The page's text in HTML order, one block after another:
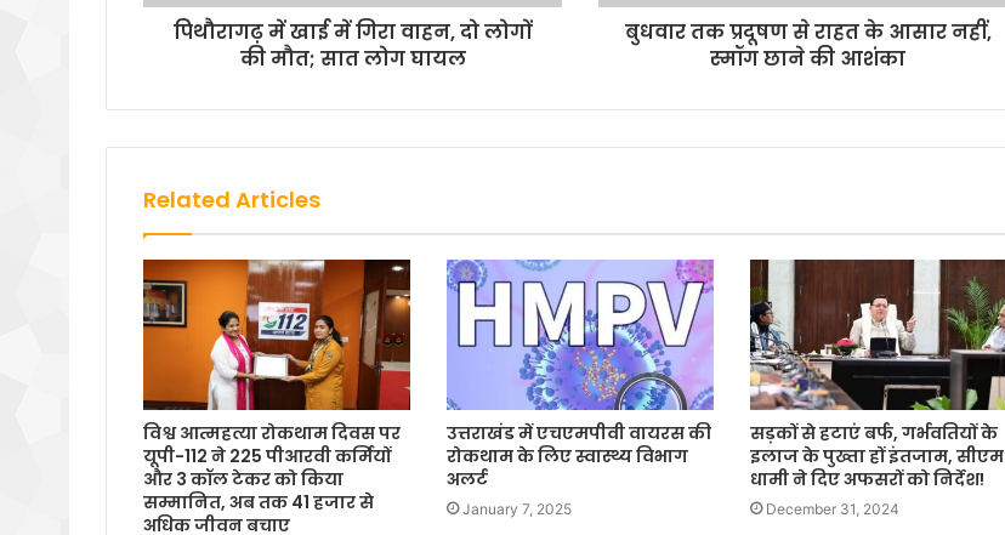
पिथौरागढ़ में खाई में गिरा वाहन, दो लोगों
की मौत; सात लोग घायल
बुधवार तक प्रदूषण से राहत के आसार नहीं,
स्‍मॉग छाने की आशंका
Related Articles
विश्व आत्महत्या रोकथाम दिवस पर
यूपी-112 ने 225 पीआरवी कर्मियों
और 3 कॉल टेकर को किया
सम्मानित, अब तक 41 हजार से
अधिक जीवन बचाए
उत्तराखंड में एचएमपीवी वायरस की
रोकथाम के लिए स्वास्थ्य विभाग
अलर्ट
January 7, 2025
सड़कों से हटाएं बर्फ, गर्भवतियों के
इलाज के पुख्ता हों इंतजाम, सीएम
धामी ने दिए अफसरों को निर्देश!
December 31, 2024